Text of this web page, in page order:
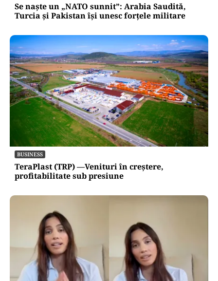
Se naște un „NATO sunnit”: Arabia Saudită,
Turcia și Pakistan își unesc forțele militare
BUSINESS
TeraPlast (TRP) —Venituri în creștere,
profitabilitate sub presiune